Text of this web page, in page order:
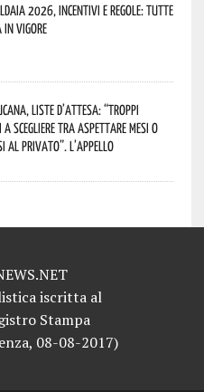
2026, incentivi e regole: tutte
vigore
liste d’attesa: “Troppi
scegliere tra aspettare mesi o
al privato”. L’appello
iscritta al
Stampa
08-08-2017)